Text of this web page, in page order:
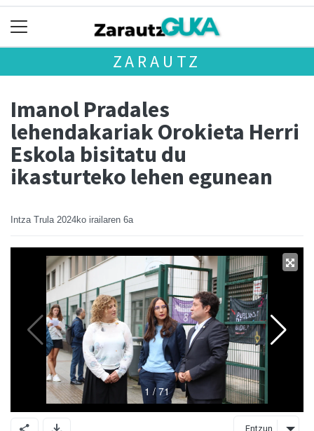
ZARAUTZ
Imanol Pradales
lehendakariak Orokieta Herri
Eskola bisitatu du
ikasturteko lehen egunean
Intza Trula 2024ko irailaren 6a
Entzun